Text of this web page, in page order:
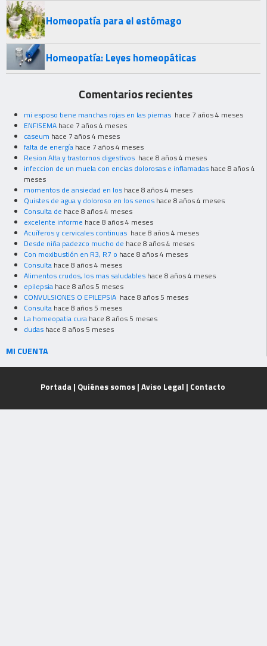
Homeopatía para el estómago
Homeopatía: Leyes homeopáticas
Comentarios recientes
mi esposo tiene manchas rojas en las piernas hace 7 años 4 meses
ENFISEMA hace 7 años 4 meses
caseum hace 7 años 4 meses
falta de energía hace 7 años 4 meses
Resion Alta y trastornos digestivos hace 8 años 4 meses
infeccion de un muela con encias dolorosas e inflamadas hace 8 años 4
meses
momentos de ansiedad en los hace 8 años 4 meses
Quistes de agua y doloroso en los senos hace 8 años 4 meses
Consulta de hace 8 años 4 meses
excelente informe hace 8 años 4 meses
Acuíferos y cervicales continuas hace 8 años 4 meses
Desde niña padezco mucho de hace 8 años 4 meses
Con moxibustión en R3, R7 o hace 8 años 4 meses
Consulta hace 8 años 4 meses
Alimentos crudos, los mas saludables hace 8 años 4 meses
epilepsia hace 8 años 5 meses
CONVULSIONES O EPILEPSIA hace 8 años 5 meses
Consulta hace 8 años 5 meses
La homeopatia cura hace 8 años 5 meses
dudas hace 8 años 5 meses
MI CUENTA
Portada | Quiénes somos| Aviso Legal | Contacto